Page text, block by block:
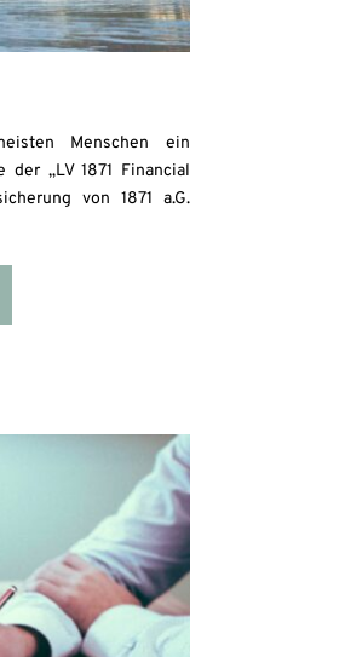
Menschen ein
„LV 1871 Financial
von 1871 a.G.